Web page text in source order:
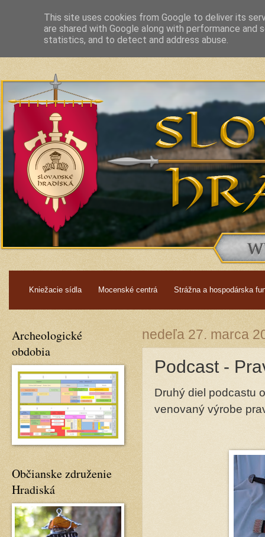
Slavic Hillforts and Fortified Settlements in Slovakia and related
Kniežacie sídla
Mocenské centrá Strážna a hospodárska
nedeľa 27. marca
Podcast -
Druhý diel podcastu
venovaný výrobe
Archeologické
obdobia
Občianske združenie
Hradiská
This site uses cookies from Google to deliver its
are shared with Google along with performance
statistics, and to detect and address abuse.